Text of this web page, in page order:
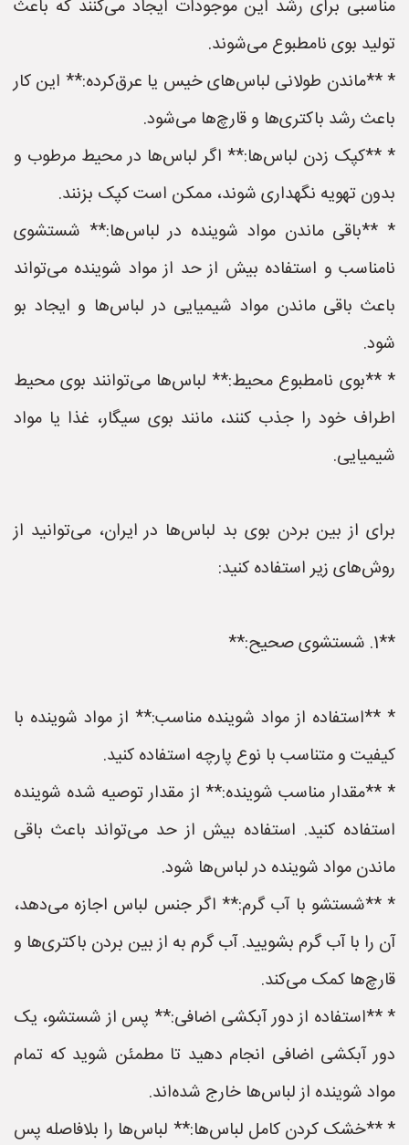
مناسبی برای رشد این موجودات ایجاد می‌کنند که باعث
تولید بوی نامطبوع می‌شوند.
* **ماندن طولانی لباس‌های خیس یا عرق‌کرده:** این کار
باعث رشد باکتری‌ها و قارچ‌ها می‌شود.
* **کپک زدن لباس‌ها:** اگر لباس‌ها در محیط مرطوب و
بدون تهویه نگهداری شوند، ممکن است کپک بزنند.
* **باقی ماندن مواد شوینده در لباس‌ها:** شستشوی
نامناسب و استفاده بیش از حد از مواد شوینده می‌تواند
باعث باقی ماندن مواد شیمیایی در لباس‌ها و ایجاد بو
شود.
* **بوی نامطبوع محیط:** لباس‌ها می‌توانند بوی محیط
اطراف خود را جذب کنند، مانند بوی سیگار، غذا یا مواد
شیمیایی.
برای از بین بردن بوی بد لباس‌ها در ایران، می‌توانید از
روش‌های زیر استفاده کنید:
**1. شستشوی صحیح:**
* **استفاده از مواد شوینده مناسب:** از مواد شوینده با
کیفیت و متناسب با نوع پارچه استفاده کنید.
* **مقدار مناسب شوینده:** از مقدار توصیه شده شوینده
استفاده کنید. استفاده بیش از حد می‌تواند باعث باقی
ماندن مواد شوینده در لباس‌ها شود.
* **شستشو با آب گرم:** اگر جنس لباس اجازه می‌دهد،
آن را با آب گرم بشویید. آب گرم به از بین بردن باکتری‌ها و
قارچ‌ها کمک می‌کند.
* **استفاده از دور آبکشی اضافی:** پس از شستشو، یک
دور آبکشی اضافی انجام دهید تا مطمئن شوید که تمام
مواد شوینده از لباس‌ها خارج شده‌اند.
* **خشک کردن کامل لباس‌ها:** لباس‌ها را بلافاصله پس